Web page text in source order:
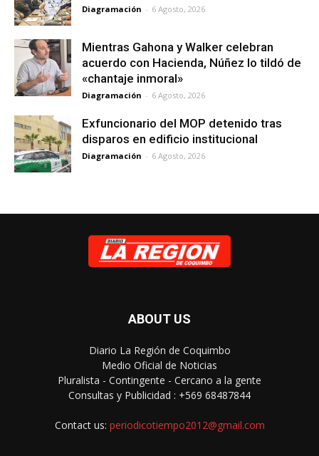
Diagramación - 6 Agosto, 2026
Mientras Gahona y Walker celebran
acuerdo con Hacienda, Núñez lo tildó de
«chantaje inmoral»
Diagramación - 6 Agosto, 2026
Exfuncionario del MOP detenido tras
disparos en edificio institucional
Diagramación - 6 Agosto, 2026
ABOUT US
Diario La Región de Coquimbo
Medio Oficial de Noticias
Pluralista - Contingente - Cercano a la gente
Consultas y Publicidad : +569 68487844
Contact us: periodicotiempo2012@gmail.com